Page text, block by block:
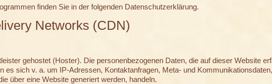
finden Sie in der folgenden Datenschutzerklärung.
Networks (CDN)
gehostet (Hoster). Die personenbezogenen Daten, die auf dieser Website
es sich v. a. um IP-Adressen, Kontaktanfragen, Meta- und
über eine Website generiert werden, handeln.